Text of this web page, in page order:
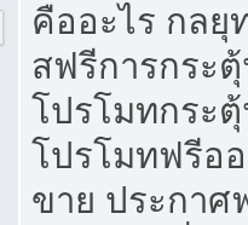
คืออะไร กลยุ
สฟรีการกระ
โปรโมทกระ
โปรโมทฟรีอ
ขาย ประกาศ